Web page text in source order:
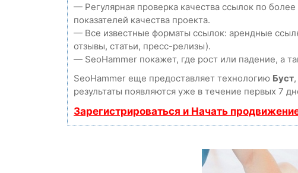
— Регулярная проверка качества ссылок по
показателей качества проекта.
— Все известные форматы ссылок: арендные
отзывы, статьи, пресс-релизы).
— SeoHammer покажет, где рост или падение, а
SeoHammer еще предоставляет технологию Буст
результаты появляются уже в течение первых 7
Зарегистрироваться и Начать